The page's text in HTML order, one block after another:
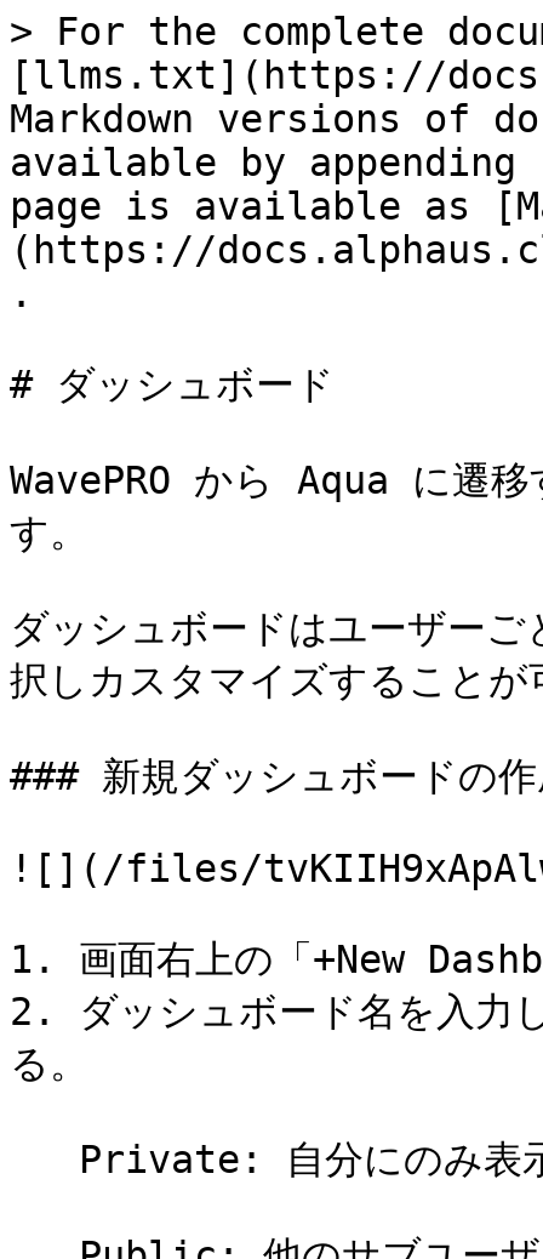
> For the complete
[llms.txt](https://
Markdown versions of
available by
page is available as
(https://
.
# ダッシュボード
WavePRO から Aqua に遷
す。
ダッシュボードはユーザー
択しカスタマイズすることが
### 新規ダッシュボードの
![](/files/
1. 画面右上の「+New
2. ダッシュボード名を入
る。